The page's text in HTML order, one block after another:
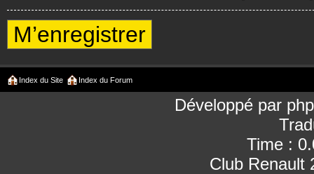
M’enregistrer
Index du Site Index du Forum
Développé par
Time :
Club Renault